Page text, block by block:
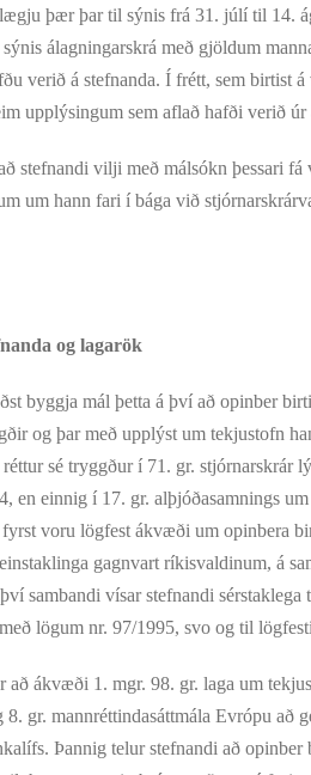
þær þar til sýnis frá 31. júlí til 14.
álagningarskrá með gjöldum
verið á stefnanda. Í frétt, sem birtist
upplýsingum sem aflað hafði verið úr
vilji með málsókn þessari fá
um hann fari í bága við
og lagarök
mál þetta á því að opinber
og þar með upplýst um tekjustofn
sé tryggður í 71. gr. stjórnarskrár
en einnig í 17. gr. alþjóðasamnings
voru lögfest ákvæði um opinbera
gagnvart ríkisvaldinum, á
sambandi vísar stefnandi
lögum nr. 97/1995, svo og til
ákvæði 1. mgr. 98. gr. laga um
8. gr. mannréttindasáttmála Evrópu að
Þannig telur stefnandi að